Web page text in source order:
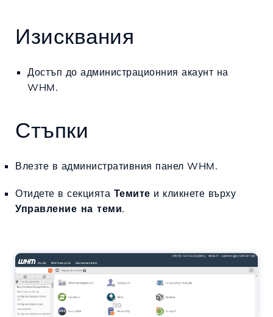
Изисквания
Достъп до администрационния акаунт на
WHM.
Стъпки
Влезте в административния панел WHM.
Отидете в секцията Темите и кликнете върху
Управление на теми.